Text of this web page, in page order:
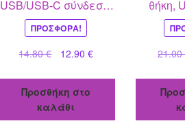
USB/USB-C σύνδεση,
5Gbps, μαύρο
ΠΡΟΣΦΟΡΆ!
14.80€
Original
was:
14.80 €.
12.90 €Η
τιμή
Προσθήκη στο
καλάθι
θήκη,
21.00